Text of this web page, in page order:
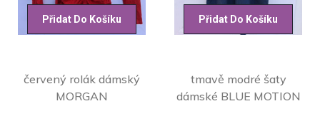
Přidat Do Košíku
červený rolák dámský
MORGAN
Přidat Do Košíku
tmavě modré šaty
dámské BLUE MOTION